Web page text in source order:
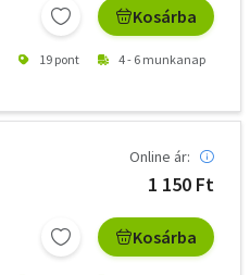
Kosárba
19 pont 4 - 6 munkanap
Online ár:
1 150 Ft
Kosárba